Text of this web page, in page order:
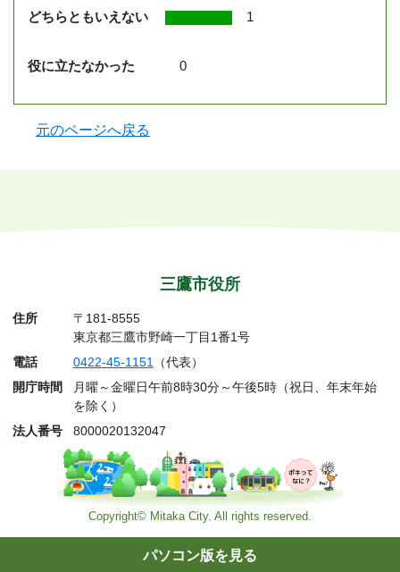
どちらともいえない 1
役に立たなかった 0
元のページへ戻る
三鷹市役所
住所
〒181-8555
東京都三鷹市野崎一丁目1番1号
電話
0422-45-1151（代表）
開庁時間
月曜～金曜日午前8時30分～午後5時（祝日、年末年始
を除く）
法人番号
8000020132047
Copyright© Mitaka City. All rights reserved.
パソコン版を見る